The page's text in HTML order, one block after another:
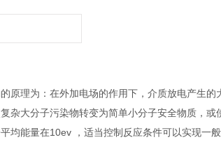
理为：在外加电场的作用下，介质放电产生的
杂大分子污染物转变为简单小分子安全物质，
均能量在10ev ，适当控制反应条件可以实现一